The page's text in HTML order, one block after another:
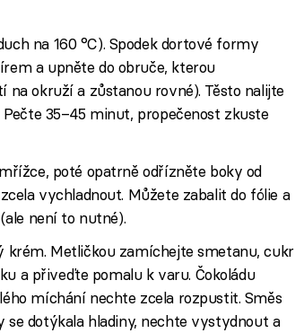
na 160 °C). Spodek dortové formy
a upněte do obruče, kterou
okruží a zůstanou rovné). Těsto nalijte
35–45 minut, propečenost zkuste
poté opatrně odřízněte boky od
vychladnout. Můžete zabalit do fólie a
není to nutné).
Metličkou zamíchejte smetanu, cukr
a přiveďte pomalu k varu. Čokoládu
míchání nechte zcela rozpustit. Směs
dotýkala hladiny, nechte vystydnout a